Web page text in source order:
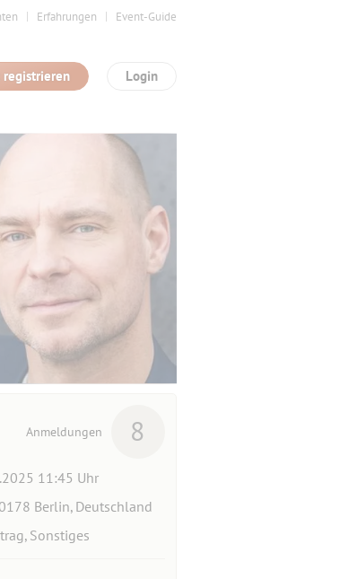
Erfahrungen Event-Guide
Login
registrieren
Anmeldungen 8
11:45 Uhr
Berlin, Deutschland
Sonstiges